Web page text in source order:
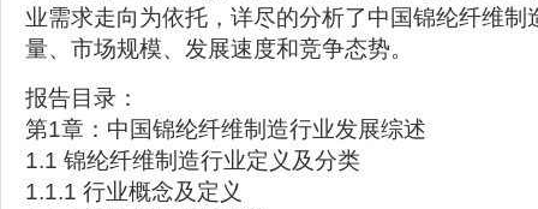
业需求走向为依托，详尽的分析了中国锦纶纤维制
量、市场规模、发展速度和竞争态势。
报告目录：
第1章：中国锦纶纤维制造行业发展综述
1.1 锦纶纤维制造行业定义及分类
1.1.1 行业概念及定义